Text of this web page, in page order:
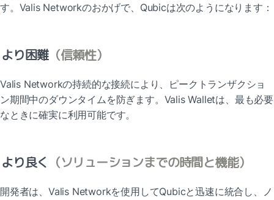
す。Valis Networkのおかげで、Qubicは次のようになります：
より困難（信頼性）
Valis Networkの持続的な接続により、ピークトランザクショ
ン期間中のダウンタイムを防ぎます。Valis Walletは、最も必要
なときに確実に利用可能です。
より良く （ソリューションまでの時間と機能）
開発者は、Valis Networkを使用してQubicと迅速に統合し、ノ